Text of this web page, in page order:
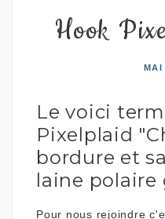
Hook
Le voici
Pixelplaid
bordure et
laine polaire
Pour nous rejoindre